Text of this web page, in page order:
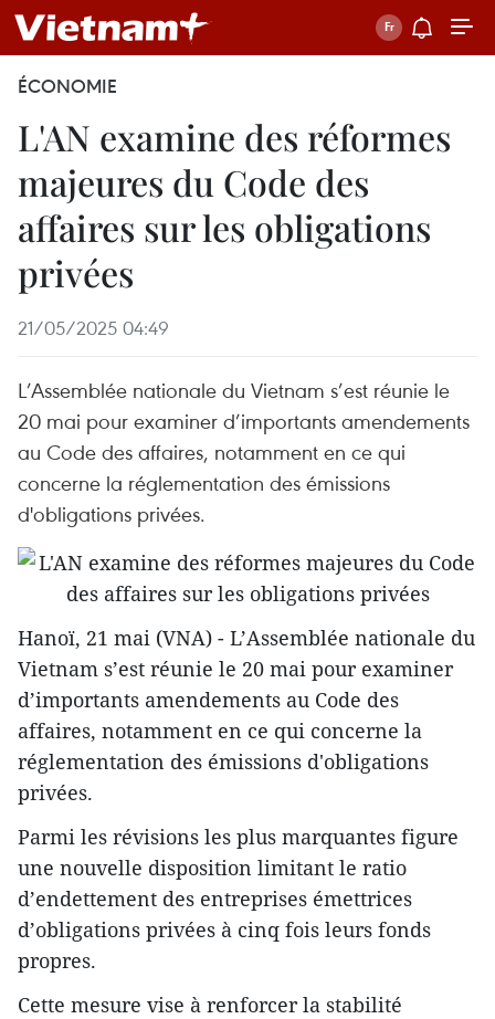
ÉCONOMIE
L'AN examine des réformes
majeures du Code des
affaires sur les obligations
privées
21/05/2025 04:49
L’Assemblée nationale du Vietnam s’est réunie le
20 mai pour examiner d’importants amendements
au Code des affaires, notamment en ce qui
concerne la réglementation des émissions
d'obligations privées.
Hanoï, 21 mai (VNA) - L’Assemblée nationale du
Vietnam s’est réunie le 20 mai pour examiner
d’importants amendements au Code des
affaires, notamment en ce qui concerne la
réglementation des émissions d'obligations
privées.
Parmi les révisions les plus marquantes figure
une nouvelle disposition limitant le ratio
d’endettement des entreprises émettrices
d’obligations privées à cinq fois leurs fonds
propres.
Cette mesure vise à renforcer la stabilité